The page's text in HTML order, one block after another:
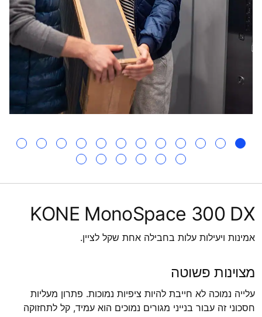
KONE MonoSpace 300 DX
אמינות ויעילות עלות בחבילה אחת שקל לציין.
מצוינות פשוטה
עלייה נמוכה לא חייבת להיות ציפיות נמוכות. פתרון מעליות
חסכוני זה עבור בנייני מגורים נמוכים הוא עמיד, קל לתחזוקה